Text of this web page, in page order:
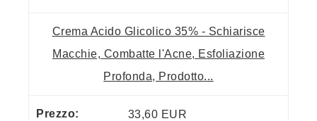
Crema Acido Glicolico 35% - Schiarisce
Macchie, Combatte l'Acne, Esfoliazione
Profonda, Prodotto...
33,60 EUR